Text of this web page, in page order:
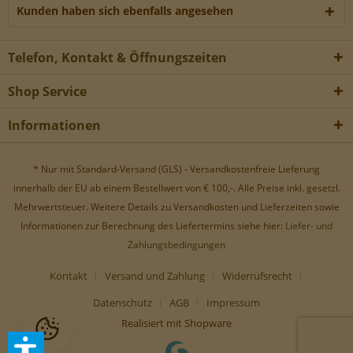
Kunden haben sich ebenfalls angesehen
Telefon, Kontakt & Öffnungszeiten
Shop Service
Informationen
* Nur mit Standard-Versand (GLS) - Versandkostenfreie Lieferung
innerhalb der EU ab einem Bestellwert von € 100,-. Alle Preise inkl. gesetzl.
Mehrwertsteuer. Weitere Details zu Versandkosten und Lieferzeiten sowie
Informationen zur Berechnung des Liefertermins siehe hier: Liefer- und
Zahlungsbedingungen
Kontakt Versand und Zahlung
Widerrufsrecht
Datenschutz
AGB
Impressum
Realisiert mit Shopware